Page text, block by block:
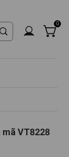
0
VT8228